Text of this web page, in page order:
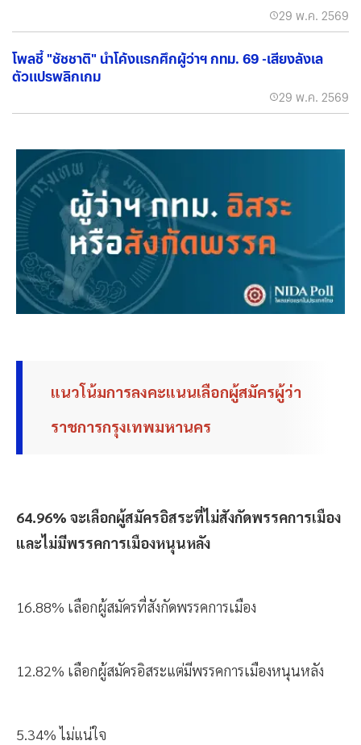
29 พ.ค. 2569
โพลชี้ "ชัชชาติ" นำโค้งแรกศึกผู้ว่าฯ กทม. 69 -เสียงลังเล
ตัวแปรพลิกเกม
29 พ.ค. 2569
แนวโน้มการลงคะแนนเลือกผู้สมัครผู้ว่า
ราชการกรุงเทพมหานคร
64.96% จะเลือกผู้สมัครอิสระที่ไม่สังกัดพรรคการเมือง
และไม่มีพรรคการเมืองหนุนหลัง
16.88% เลือกผู้สมัครที่สังกัดพรรคการเมือง
12.82% เลือกผู้สมัครอิสระแต่มีพรรคการเมืองหนุนหลัง
5.34% ไม่แน่ใจ